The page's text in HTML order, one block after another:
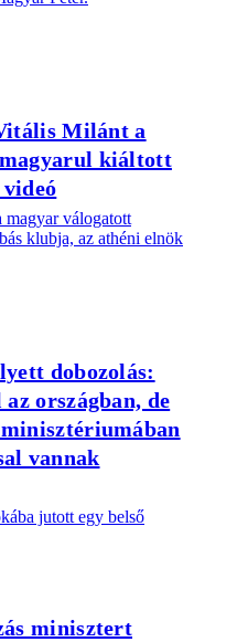
Milánt a
magyarul kiáltott
magyar válogatott
klubja, az athéni elnök
dobozolás:
országban, de
vannak
jutott egy belső
minisztert